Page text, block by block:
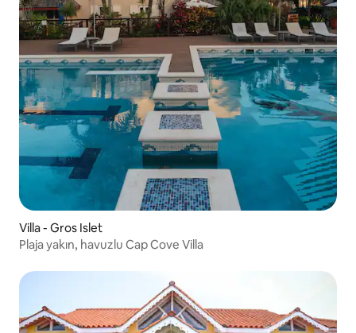
Villa - Gros Islet
Plaja yakın, havuzlu Cap Cove Villa